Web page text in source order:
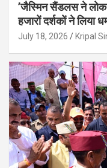
’जैस्मिन सैंडलस ने लोक
हजारों दर्शकों ने लिया
July 18, 2026 Kripal